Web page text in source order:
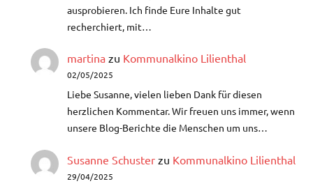
ausprobieren. Ich finde Eure Inhalte gut
recherchiert, mit…
martina zu Kommunalkino Lilienthal
02/05/2025
Liebe Susanne, vielen lieben Dank für diesen
herzlichen Kommentar. Wir freuen uns immer, wenn
unsere Blog-Berichte die Menschen um uns…
Susanne Schuster zu Kommunalkino Lilienthal
29/04/2025